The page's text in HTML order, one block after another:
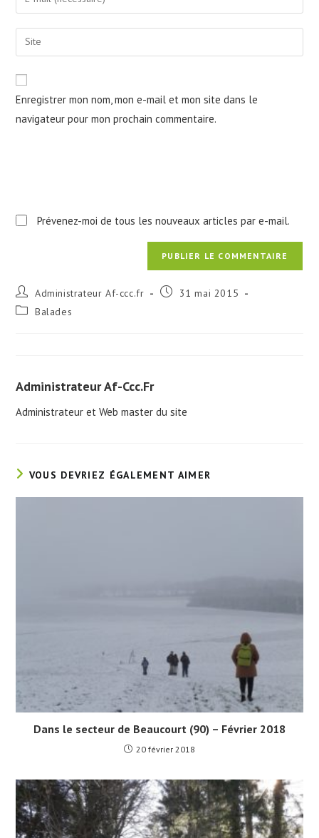
comment
your
email
address
comment
Saisir
l’URL
de
votre
site
(facultatif)
Enregistrer mon nom, mon e-mail et mon site dans le
navigateur pour mon prochain commentaire.
Prévenez-moi de tous les nouveaux articles par e-mail.
Auteur/autrice
de
la
Administrateur Af-ccc.fr
Publication
31 mai 2015
Post Balades
Administrateur Af-Ccc.fr
Administrateur et Web master du site
VOUS DEVRIEZ ÉGALEMENT AIMER
Dans le secteur de Beaucourt (90) – Février 2018
20 février 2018